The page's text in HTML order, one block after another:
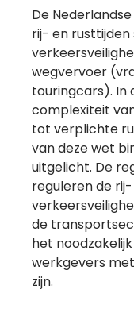
De
rij- en
wegvervoer
touringcars). In
complexiteit
tot verplichte
van deze wet
uitgelicht. De
reguleren de
de
het
werkgevers
zijn.